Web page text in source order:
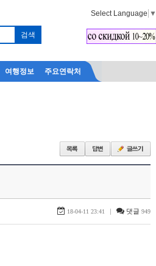
Select Language ▼
여행정보 주요연락처
18-04-11 23:41 | 댓글 949